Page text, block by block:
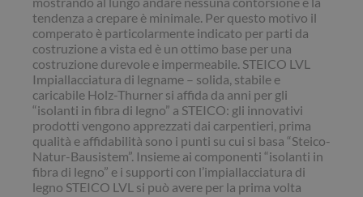
tendenza a crepare è minimale. Per questo motivo il
comperato è particolarmente indicato per parti da
costruzione a vista ed è un ottimo base per una
costruzione durevole e impermeabile. STEICO LVL
Impiallacciatura di legname – solida, stabile e
caricabile Holz-Thurner si affida da anni per gli
“isolanti in fibra di legno” a STEICO: gli innovativi
prodotti vengono apprezzati dai carpentieri, prima
qualità e affidabilità sono i punti su cui si basa “Steico-
Natur-Bausistem”. Insieme ai componenti “isolanti in
fibra di legno” e i supporti con l’impiallacciatura di
legno STEICO LVL si può avere per la prima volta